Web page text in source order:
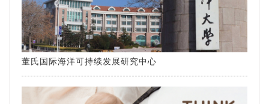
董氏国际海洋可持续发展研究中心